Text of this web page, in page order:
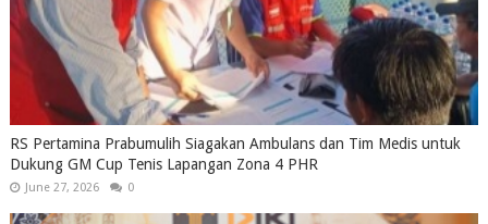
RS Pertamina Prabumulih Siagakan Ambulans dan Tim Medis untuk
Dukung GM Cup Tenis Lapangan Zona 4 PHR
June 27, 2026 0